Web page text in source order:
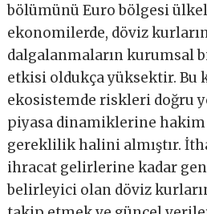
bölümünü Euro bölgesi
ekonomilerde, döviz
dalgalanmaların kurumsal
etkisi oldukça yüksektir. Bu
ekosistemde riskleri doğru
piyasa dinamiklerine
gereklilik halini almıştır.
ihracat gelirlerine kadar
belirleyici olan döviz